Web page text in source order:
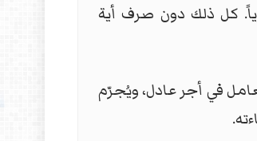
حماية كافية، ضغط عمل استثنائي تجاوزت ساعاته 180 ساعة شهرياً. كل ذلك دون صرف أية
في أجر عادل، ويُجرّم